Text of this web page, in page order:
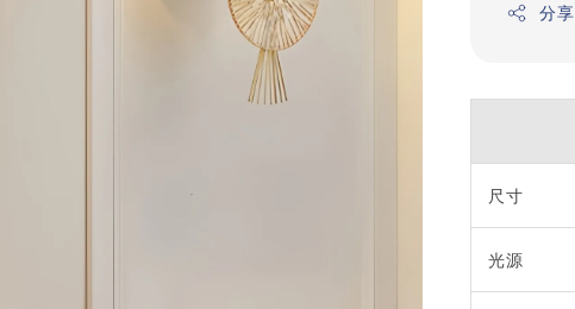
分享
尺寸
光源